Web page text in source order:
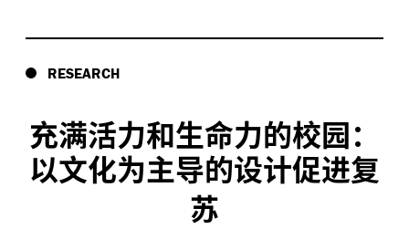
RESEARCH
充满活力和生命力的校园：
以文化为主导的设计促进复
苏